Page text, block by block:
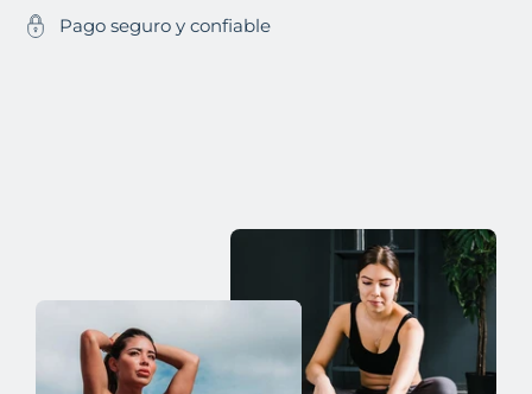
Pago seguro y confiable